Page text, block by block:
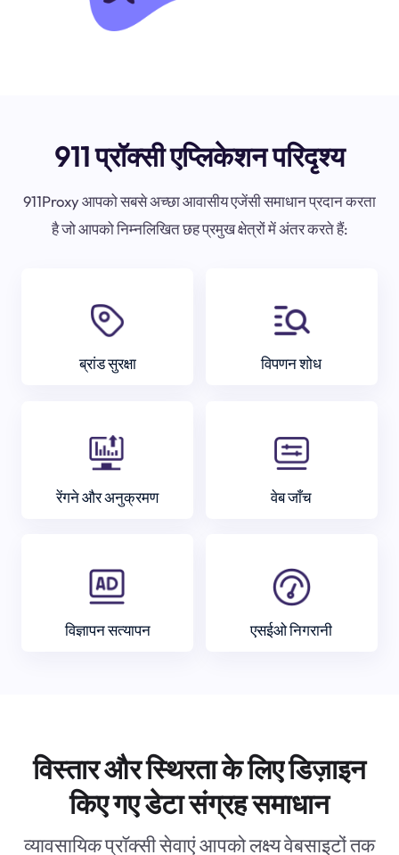
911 प्रॉक्सी एप्लिकेशन परिदृश्य
911Proxy आपको सबसे अच्छा आवासीय एजेंसी समाधान प्रदान करता
है जो आपको निम्नलिखित छह प्रमुख क्षेत्रों में अंतर करते हैं:
ब्रांड सुरक्षा विपणन शोध
रेंगने और अनुक्रमण वेब जाँच
विज्ञापन सत्यापन एसईओ निगरानी
विस्तार और स्थिरता के लिए डिज़ाइन
किए गए डेटा संग्रह समाधान
व्यावसायिक प्रॉक्सी सेवाएं आपको लक्ष्य वेबसाइटों तक